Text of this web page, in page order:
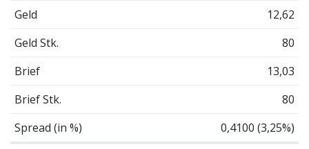
Geld
12,62
Geld Stk.
80
Brief
13,03
Brief Stk.
80
Spread (in %)
0,4100 (3,25%)